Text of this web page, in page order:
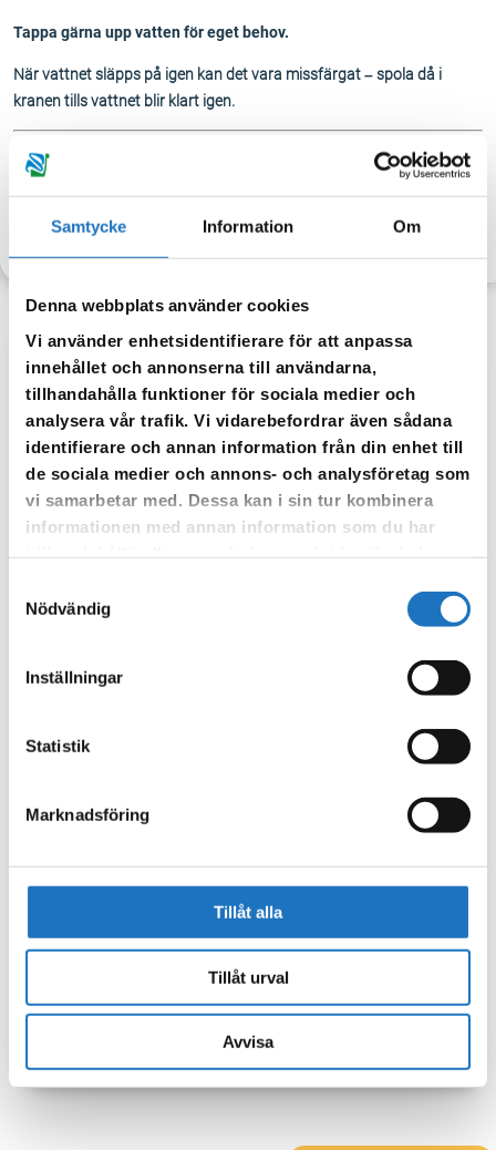
Samtycke Information Om
Denna webbplats använder cookies
Vi använder enhetsidentifierare för att anpassa
innehållet och annonserna till användarna,
tillhandahålla funktioner för sociala medier och
analysera vår trafik. Vi vidarebefordrar även sådana
identifierare och annan information från din enhet till
de sociala medier och annons- och analysföretag som
vi samarbetar med. Dessa kan i sin tur kombinera
informationen med annan information som du har
Nödvändig
Inställningar
Statistik
Marknadsföring
Tillåt alla
Tillåt urval
Avvisa
Tappa gärna upp vatten för eget behov.
När vattnet släpps på igen kan det vara missfärgat – spola då i
kranen tills vattnet blir klart igen.
TILLBAKA
Anmäl dig till vår sms-tjänst.
Vår sms-tjänst använder vi enbart för att kunna informera dig
om driftstörningar och andra händelser som kan påverka dig
som fastighetsägare.